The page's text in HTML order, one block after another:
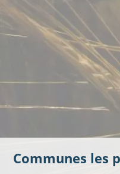
Communes les